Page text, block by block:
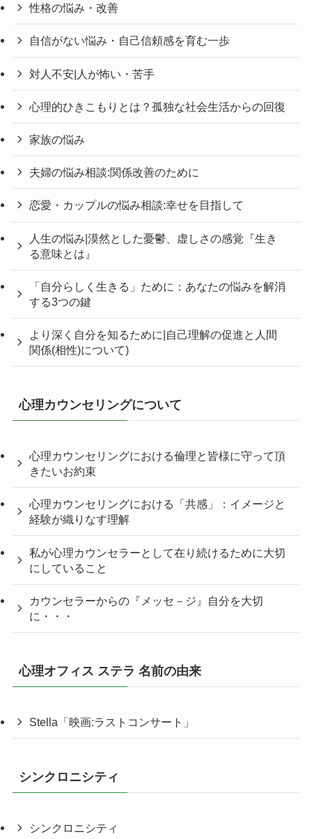
性格の悩み・改善
自信がない悩み・自己信頼感を育む一歩
対人不安|人が怖い・苦手
心理的ひきこもりとは？孤独な社会生活からの回復
家族の悩み
夫婦の悩み相談:関係改善のために
恋愛・カップルの悩み相談:幸せを目指して
人生の悩み|漠然とした憂鬱、虚しさの感覚『生き
る意味とは』
「自分らしく生きる」ために：あなたの悩みを解消
する3つの鍵
より深く自分を知るために|自己理解の促進と人間
関係(相性)について)
心理カウンセリングについて
心理カウンセリングにおける倫理と皆様に守って頂
きたいお約束
心理カウンセリングにおける「共感」：イメージと
経験が織りなす理解
私が心理カウンセラーとして在り続けるために大切
にしていること
カウンセラーからの『メッセ－ジ』自分を大切
に・・・
心理オフィス ステラ 名前の由来
Stella「映画:ラストコンサート」
シンクロニシティ
シンクロニシティ